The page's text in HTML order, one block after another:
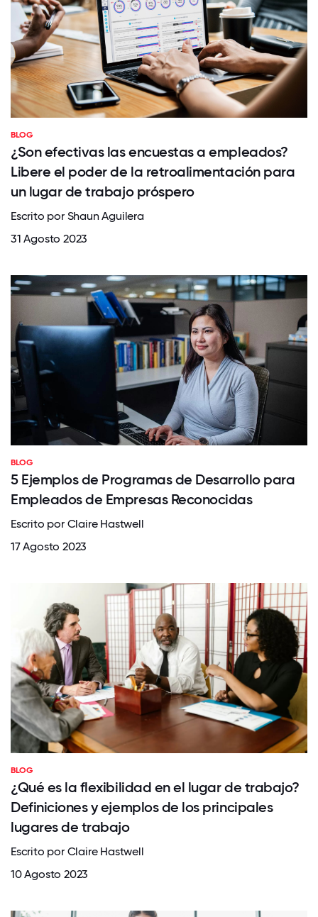
BLOG
¿Son efectivas las encuestas a empleados?
Libere el poder de la retroalimentación para
un lugar de trabajo próspero
Escrito por Shaun Aguilera
31 Agosto 2023
BLOG
5 Ejemplos de Programas de Desarrollo para
Empleados de Empresas Reconocidas
Escrito por Claire Hastwell
17 Agosto 2023
BLOG
¿Qué es la flexibilidad en el lugar de trabajo?
Definiciones y ejemplos de los principales
lugares de trabajo
Escrito por Claire Hastwell
10 Agosto 2023